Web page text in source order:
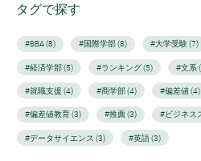
タグで探す
#BBA (8) #国際学部 (8) #大学受験 (7)
#経済学部 (5) #ランキング (5) #文系
#就職支援 (4) #商学部 (4) #偏差値 (4)
#偏差値教育 (3) #推薦 (3) #ビジネス
#データサイエンス (3) #英語 (3)